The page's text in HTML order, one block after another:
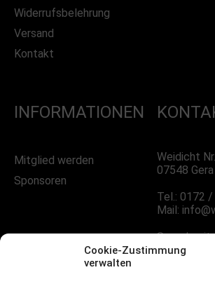
Cookie-Zustimmung
verwalten
Widerrufsbelehrung
Versand
Kontakt
INFORMATIONEN
Mitglied werden
Sponsoren
Weidicht
07548 Gera
Tel.: 0172
Mail:
Nach